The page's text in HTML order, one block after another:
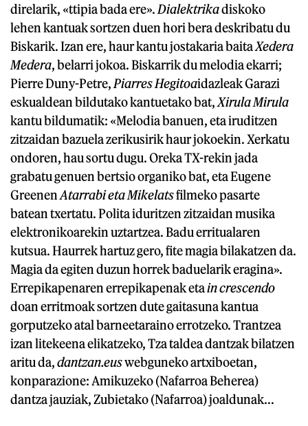
direlarik, «ttipia bada ere». Dialektrikadiskoko
lehen kantuak sortzen duen hori bera deskribatu du
Biskarik. Izan ere, haur kantu jostakaria baitaXedera
Medera, belarri jokoa. Biskarrik du melodia ekarri;
Pierre Duny-Petre, Piarres Hegitoaidazleak Garazi
eskualdean bildutako kantuetako bat,Xirula Mirula
kantu bildumatik: «Melodia banuen, eta iruditzen
zitzaidan bazuela zerikusirik haur jokoekin. Xerkatu
ondoren, hau sortu dugu. Oreka TX-rekin jada
grabatu genuen bertsio organiko bat, eta Eugene
GreenenAtarrabi eta Mikelatsfilmeko pasarte
batean txertatu. Polita iduritzen zitzaidan musika
elektronikoarekin uztartzea. Badu erritualaren
kutsua. Haurrek hartuz gero, fite magia bilakatzen da.
Magia da egiten duzun horrek baduelarik eragina».
Errepikapenaren errepikapenak etain crescendo
doan erritmoak sortzen dute gaitasuna kantua
gorputzeko atal barneetaraino errotzeko. Trantzea
izan litekeena elikatzeko, Tza taldea dantzak bilatzen
aritu da,dantzan.euswebguneko artxiboetan,
konparazione: Amikuzeko (Nafarroa Beherea)
dantza jauziak, Zubietako (Nafarroa) joaldunak...